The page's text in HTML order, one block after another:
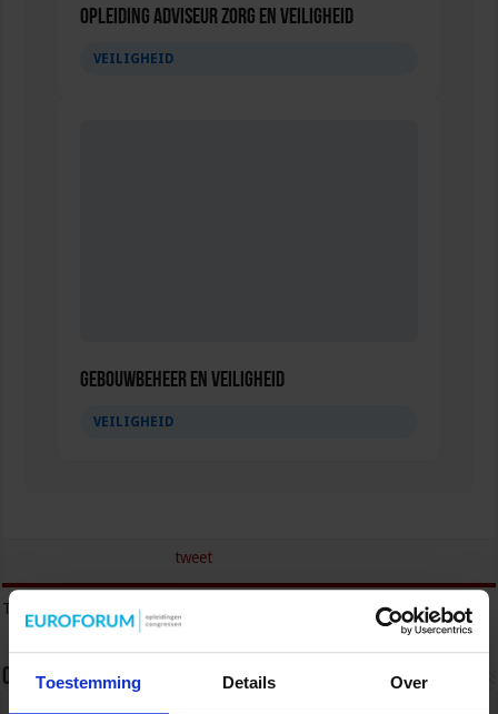
Toestemming Details Over
Opleiding Adviseur zorg en veiligheid
VEILIGHEID
Gebouwbeheer en veiligheid
VEILIGHEID
tweet
Tags CAMERATOEZICHT
Over sbo